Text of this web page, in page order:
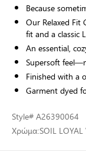
Because
Our Relaxed Fit
fit and a classic
An essential,
Supersoft
Finished with a
Garment dyed
Style# A26390064
Χρώμα:SOIL